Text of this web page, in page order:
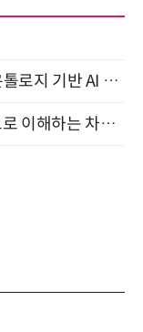
모든 업무 담당자(비개발자)를 위한 온톨로지 기반 AI 지식체계 설계 1-day 워크숍 8월 20일 개최
“큐비트·양자 알고리즘·Qiskit 실습으로 이해하는 차세대 컴퓨팅” (8/28)